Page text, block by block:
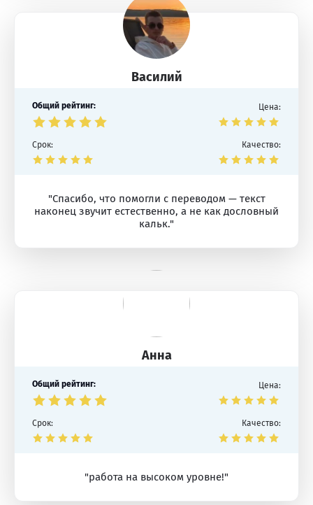
Василий
Общий рейтинг: Цена:
Срок: Качество:
"Спасибо, что помогли с переводом — текст
наконец звучит естественно, а не как дословный
кальк."
Анна
Общий рейтинг: Цена:
Срок: Качество:
"работа на высоком уровне!"